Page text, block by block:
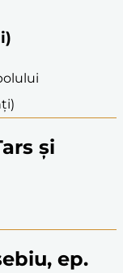
și
ep.